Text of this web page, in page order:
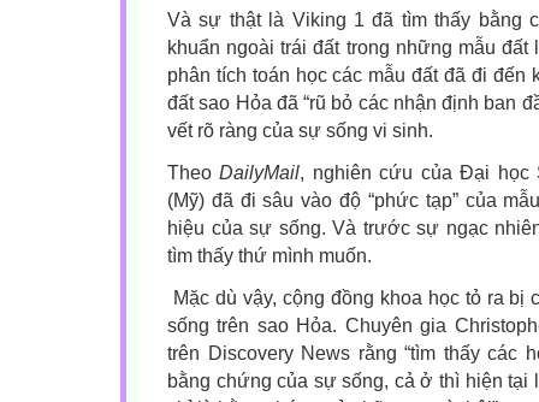
Và sự thật là Viking 1 đã tìm thấy bằng
khuẩn ngoài trái đất trong những mẫu
phân tích toán học các mẫu đất đã đi đến
đất sao Hỏa đã “rũ bỏ các nhận định ban
vết rõ ràng của sự sống vi sinh.
TheoDailyMail, nghiên cứu của Đại học
(Mỹ) đã đi sâu vào độ “phức tạp” của
hiệu của sự sống. Và trước sự ngạc
tìm thấy thứ mình muốn.
Mặc dù vậy, cộng đồng khoa học tỏ ra bị
sống trên sao Hỏa. Chuyên gia
trên Discovery News rằng “tìm thấy các
bằng chứng của sự sống, cả ở thì hiện tại